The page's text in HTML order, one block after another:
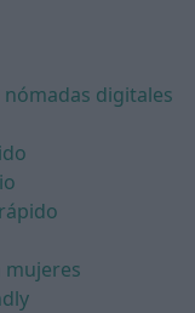
digitales
mujeres